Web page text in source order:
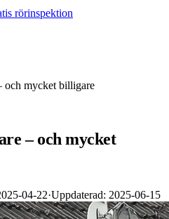
rörinspektion
och mycket billigare
– och mycket
04-22·Uppdaterad: 2025-06-15